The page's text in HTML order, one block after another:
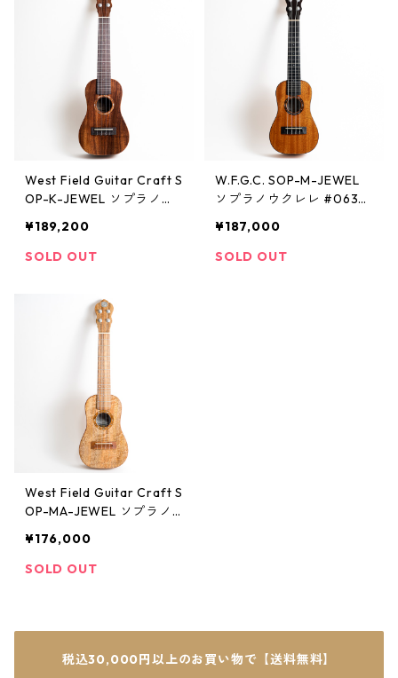
West Field Guitar Craft S
OP-K-JEWEL ソプラノウ
¥189,200
SOLD OUT
W.F.G.C. SOP-M-JEWEL
ソプラノウクレレ #0632
¥187,000
SOLD OUT
West Field Guitar Craft S
OP-MA-JEWEL ソプラノ
¥176,000
SOLD OUT
税込30,000円以上のお買い物で【送料無料】